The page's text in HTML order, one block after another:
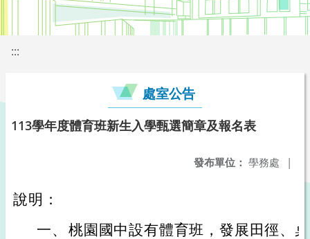
:::
處室公告
113學年度體育班新生入學甄選簡章及報名表
發布單位： 學務處 |
說明：
一、 桃園國中設有體育班，發展田徑、